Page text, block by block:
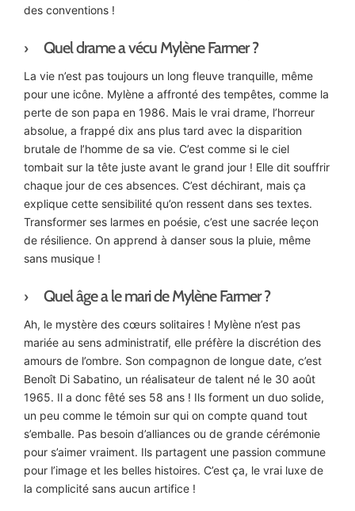
des conventions !
Quel drame a vécu Mylène Farmer ?
La vie n’est pas toujours un long fleuve tranquille, même
pour une icône. Mylène a affronté des tempêtes, comme la
perte de son papa en 1986. Mais le vrai drame, l’horreur
absolue, a frappé dix ans plus tard avec la disparition
brutale de l’homme de sa vie. C’est comme si le ciel
tombait sur la tête juste avant le grand jour ! Elle dit souffrir
chaque jour de ces absences. C’est déchirant, mais ça
explique cette sensibilité qu’on ressent dans ses textes.
Transformer ses larmes en poésie, c’est une sacrée leçon
de résilience. On apprend à danser sous la pluie, même
sans musique !
Quel âge a le mari de Mylène Farmer ?
Ah, le mystère des cœurs solitaires ! Mylène n’est pas
mariée au sens administratif, elle préfère la discrétion des
amours de l’ombre. Son compagnon de longue date, c’est
Benoît Di Sabatino, un réalisateur de talent né le 30 août
1965. Il a donc fêté ses 58 ans ! Ils forment un duo solide,
un peu comme le témoin sur qui on compte quand tout
s’emballe. Pas besoin d’alliances ou de grande cérémonie
pour s’aimer vraiment. Ils partagent une passion commune
pour l’image et les belles histoires. C’est ça, le vrai luxe de
la complicité sans aucun artifice !